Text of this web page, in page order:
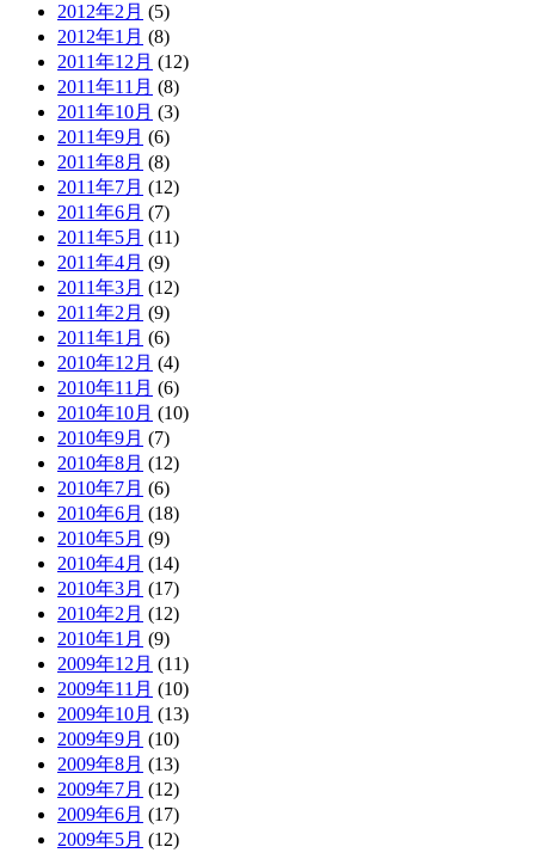
2012年2月 (5)
2012年1月 (8)
2011年12月 (12)
2011年11月 (8)
2011年10月 (3)
2011年9月 (6)
2011年8月 (8)
2011年7月 (12)
2011年6月 (7)
2011年5月 (11)
2011年4月 (9)
2011年3月 (12)
2011年2月 (9)
2011年1月 (6)
2010年12月 (4)
2010年11月 (6)
2010年10月 (10)
2010年9月 (7)
2010年8月 (12)
2010年7月 (6)
2010年6月 (18)
2010年5月 (9)
2010年4月 (14)
2010年3月 (17)
2010年2月 (12)
2010年1月 (9)
2009年12月 (11)
2009年11月 (10)
2009年10月 (13)
2009年9月 (10)
2009年8月 (13)
2009年7月 (12)
2009年6月 (17)
2009年5月 (12)